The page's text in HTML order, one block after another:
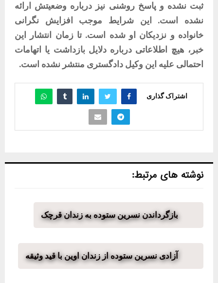
ثبت نشده و پاسخ روشنی نیز درباره وضعیتش ارائه
نشده است. این شرایط موجب افزایش نگرانی
خانواده و نزدیکان او شده است. تا زمان انتشار این
خبر، هیچ اطلاعاتی درباره دلایل بازداشت یا اتهامات
احتمالی علیه این وکیل دادگستری منتشر نشده است.
اشتراک گذاری
نوشته های مرتبط:
بازگرداندن نسرین ستوده به زندان قرچک
آزادی نسرین ستوده از زندان اوین با قید وثیقه